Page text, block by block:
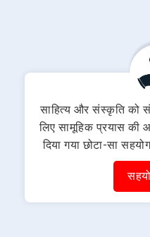
साहित्य और संस्कृति को
लिए सामूहिक प्रयास की
दिया गया छोटा-सा